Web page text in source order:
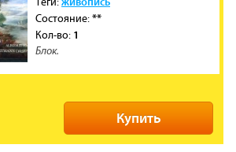
Состояние:**
Кол-во: 1
Блок.
Купить